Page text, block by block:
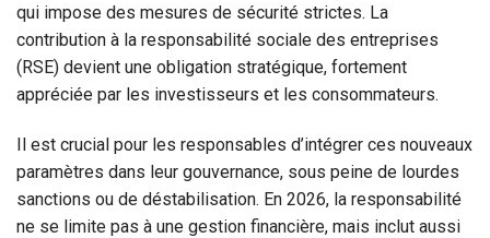
qui impose des mesures de sécurité strictes. La
contribution à la responsabilité sociale des entreprises
(RSE) devient une obligation stratégique, fortement
appréciée par les investisseurs et les consommateurs.
Il est crucial pour les responsables d’intégrer ces nouveaux
paramètres dans leur gouvernance, sous peine de lourdes
sanctions ou de déstabilisation. En 2026, la responsabilité
ne se limite pas à une gestion financière, mais inclut aussi